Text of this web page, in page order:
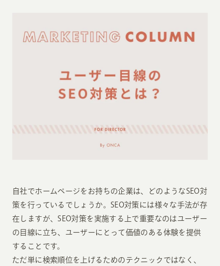
自社でホームページをお持ちの企業は、どのようなSEO対
策を行っているでしょうか。SEO対策には様々な手法が存
在しますが、SEO対策を実施する上で重要なのはユーザー
の目線に立ち、ユーザーにとって価値のある体験を提供
することです。
ただ単に検索順位を上げるためのテクニックではなく、